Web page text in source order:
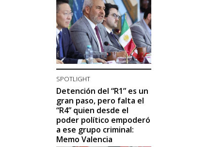
SPOTLIGHT
Detención del “R1” es un
gran paso, pero falta el
“R4” quien desde el
poder político empoderó
a ese grupo criminal:
Memo Valencia